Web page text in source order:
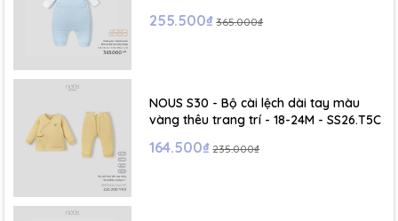
255.500₫ 365.000₫
NOUS S30 - Bộ cài lệch dài tay màu
vàng thêu trang trí - 18-24M - SS26.T5C
164.500₫ 235.000₫